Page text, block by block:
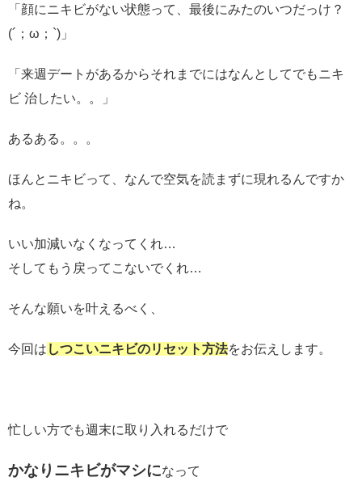
「顔にニキビがない状態って、最後にみたのいつだっけ？
(´；ω；`)」
「来週デートがあるからそれまでにはなんとしてでもニキ
ビ 治したい。。」
あるある。。。
ほんとニキビって、なんで空気を読まずに現れるんですか
ね。
いい加減いなくなってくれ…
そしてもう戻ってこないでくれ…
そんな願いを叶えるべく、
今回は しつこいニキビのリセット方法をお伝えします。
忙しい方でも週末に取り入れるだけで
かなりニキビがマシになって